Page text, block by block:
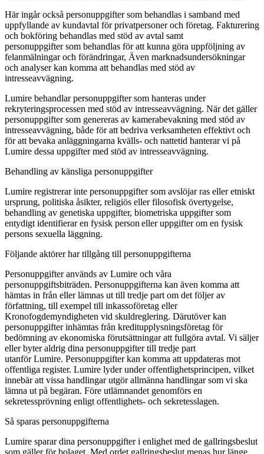
Här ingår också personuppgifter som behandlas i samband med
uppfyllande av kundavtal för privatpersoner och företag. Fakturering
och bokföring behandlas med stöd av avtal samt
personuppgifter som behandlas för att kunna göra uppföljning av
felanmälningar och förändringar, Även marknadsundersökningar
och analyser kan komma att behandlas med stöd av
intresseavvägning.
Lumire behandlar personuppgifter som hanteras under
rekryteringsprocessen med stöd av intresseavvägning. När det gäller
personuppgifter som genereras av kamerabevakning med stöd av
intresseavvägning, både för att bedriva verksamheten effektivt och
för att bevaka anläggningarna kvälls- och nattetid hanterar vi på
Lumire dessa uppgifter med stöd av intresseavvägning.
Behandling av känsliga personuppgifter
Lumire registrerar inte personuppgifter som avslöjar ras eller etniskt
ursprung, politiska åsikter, religiös eller filosofisk övertygelse,
behandling av genetiska uppgifter, biometriska uppgifter som
entydigt identifierar en fysisk person eller uppgifter om en fysisk
persons sexuella läggning.
Följande aktörer har tillgång till personuppgifterna
Personuppgifter används av Lumire och våra
personuppgiftsbiträden. Personuppgifterna kan även komma att
hämtas in från eller lämnas ut till tredje part om det följer av
författning, till exempel till inkassoföretag eller
Kronofogdemyndigheten vid skuldreglering. Därutöver kan
personuppgifter inhämtas från kreditupplysningsföretag för
bedömning av ekonomiska förutsättningar att fullgöra avtal. Vi säljer
eller byter aldrig dina personuppgifter till tredje part
utanför Lumire. Personuppgifter kan komma att uppdateras mot
offentliga register. Lumire lyder under offentlighetsprincipen, vilket
innebär att vissa handlingar utgör allmänna handlingar som vi ska
lämna ut på begäran. Före utlämnandet genomförs en
sekretessprövning enligt offentlighets- och sekretesslagen.
Så sparas personuppgifterna
Lumire sparar dina personuppgifter i enlighet med de gallringsbeslut
som gäller för bolaget. Med ordet gallringsbeslut menas hur länge